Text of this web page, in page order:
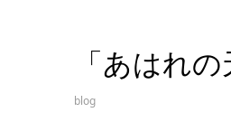
「あはれ
blog